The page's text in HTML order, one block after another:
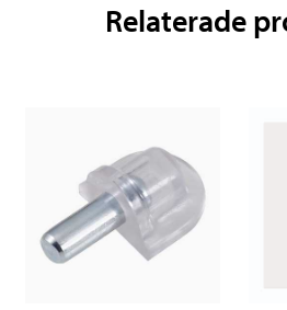
Relaterade